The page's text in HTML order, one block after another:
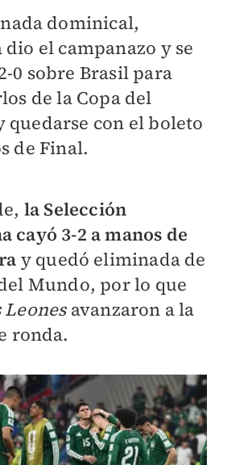
dominical,
dio el campanazo y se
0 sobre Brasil para
de la Copa del
quedarse con el boleto
de Final.
la Selección
cayó 3-2 a manos de
y quedó eliminada de
Mundo, por lo que
Leonesavanzaron a la
ronda.